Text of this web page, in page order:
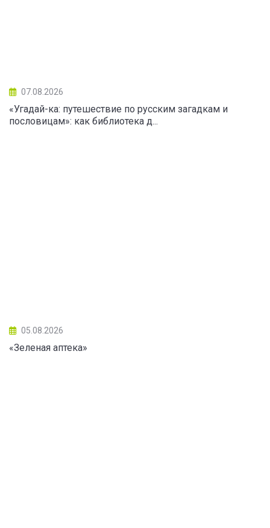
07.08.2026
«Угадай-ка: путешествие по русским загадкам и
пословицам»: как библиотека д...
05.08.2026
«Зеленая аптека»